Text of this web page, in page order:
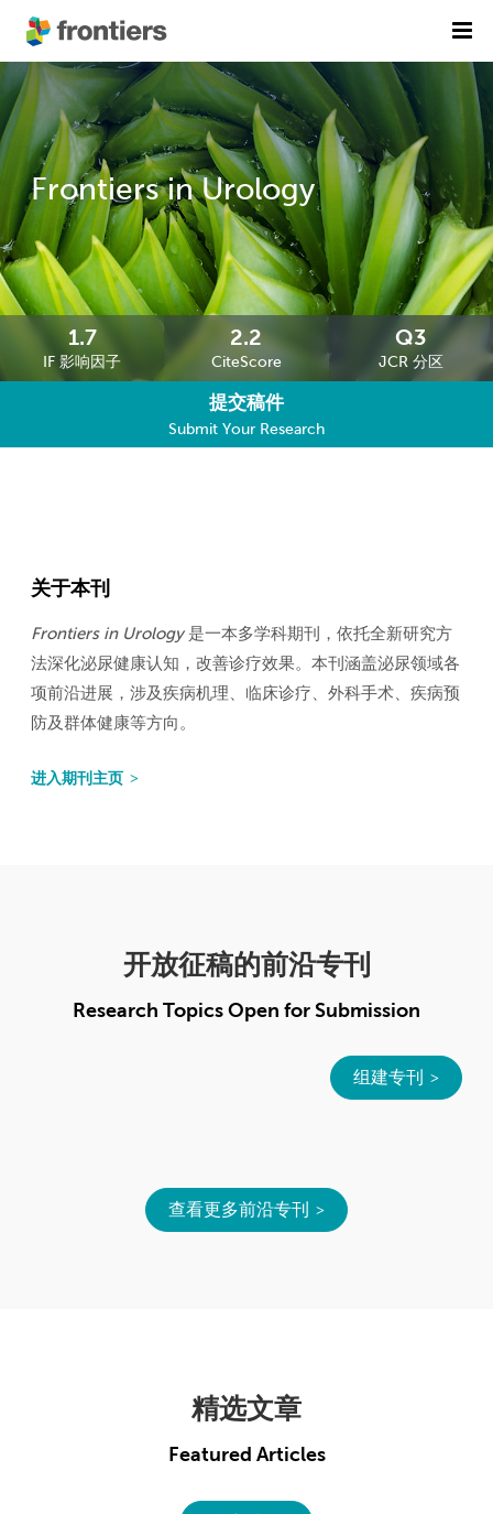
首页
期刊列表
精选潜力期刊
前沿专刊
科研诚信
出版费用
加入我们
English
Frontiers in Urology
1.7
IF 影响因子
2.2
CiteScore
Q3
JCR 分区
提交稿件
Submit Your Research
关于本刊
Frontiers in Urology是一本多学科期刊，依托全新研究方
法深化泌尿健康认知，改善诊疗效果。本刊涵盖泌尿领域各
项前沿进展，涉及疾病机理、临床诊疗、外科手术、疾病预
防及群体健康等方向。
进入期刊主页
开放征稿的前沿专刊
Research Topics Open for Submission
组建专刊
查看更多前沿专刊
精选文章
Featured Articles